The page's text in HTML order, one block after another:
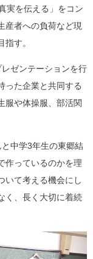
実を伝える」をコン
産者への負荷など現
す。
ゼンテーションを行
った企業と共同する
服や体操服、部活関
中学3年生の東郷結
作っているのかを理
いて考える機会にし
く、長く大切に着続